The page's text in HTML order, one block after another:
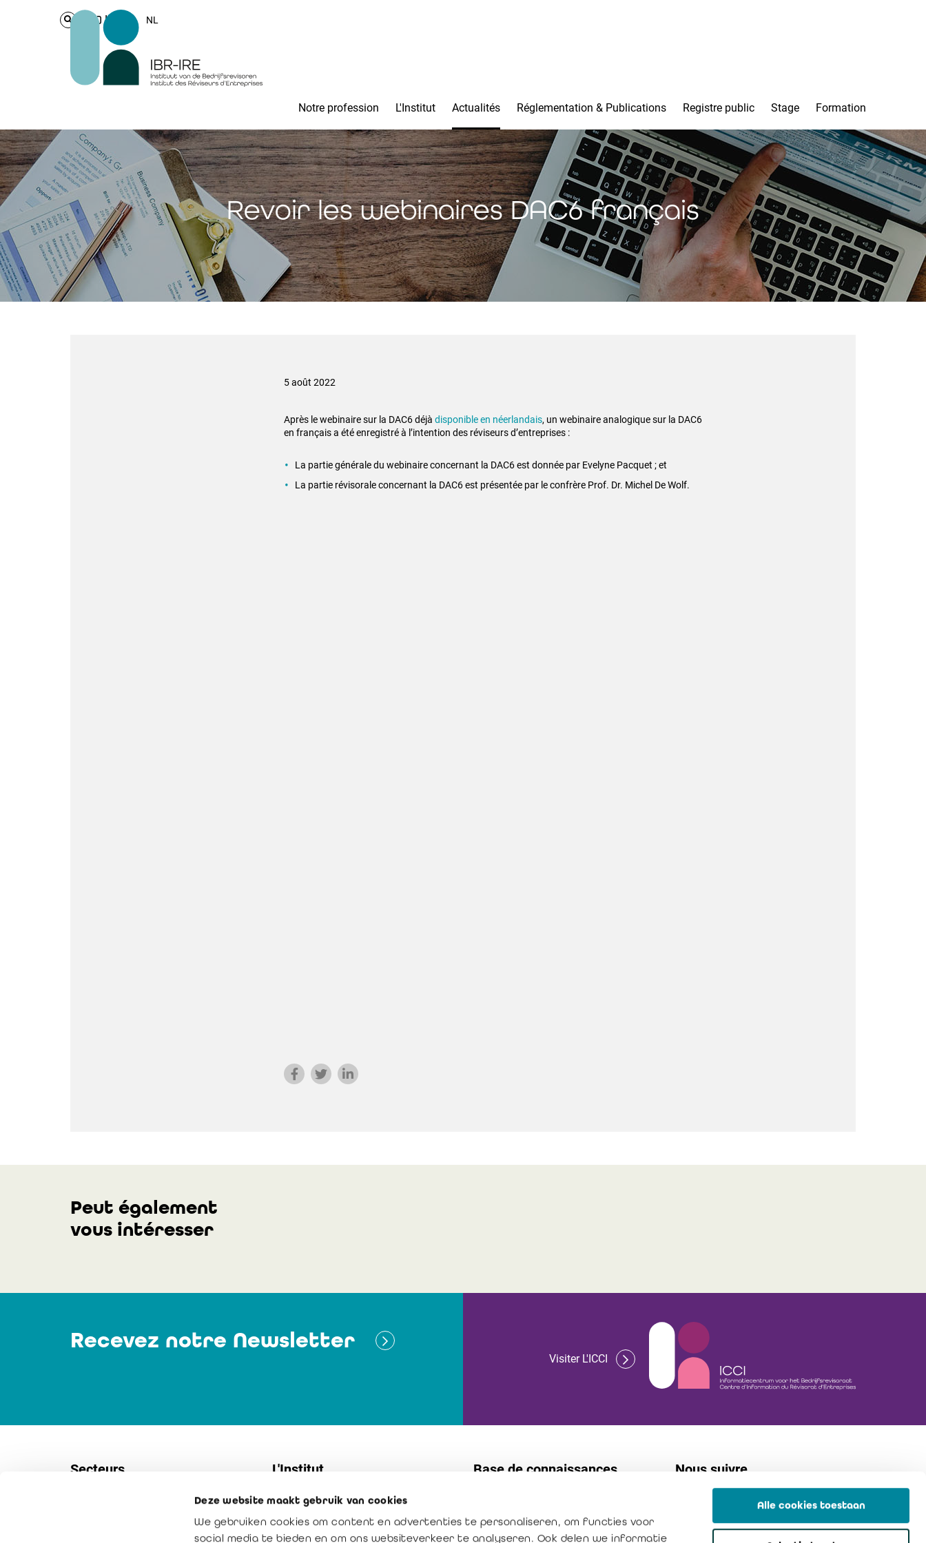
Deze website maakt gebruik van cookies
We gebruiken cookies om content en advertenties te personaliseren, om functies voor
social media te bieden en om ons websiteverkeer te analyseren. Ook delen we informatie
Alle cookies toestaan
Login NL
Notre profession L'Institut Actualités Réglementation & Publications Registre public Stage Formation
Revoir les webinaires DAC6 français
5 août 2022
Après le webinaire sur la DAC6 déjà disponible en néerlandais, un webinaire analogique sur la DAC6
en français a été enregistré à l’intention des réviseurs d’entreprises :
La partie générale du webinaire concernant la DAC6 est donnée par Evelyne Pacquet ; et
La partie révisorale concernant la DAC6 est présentée par le confrère Prof. Dr. Michel De Wolf.
Peut également
vous intéresser
Recevez notre Newsletter
Visiter L'ICCI
Secteurs L'Institut
Contact
Base de connaissances
Publications
Nous suivre
flickr